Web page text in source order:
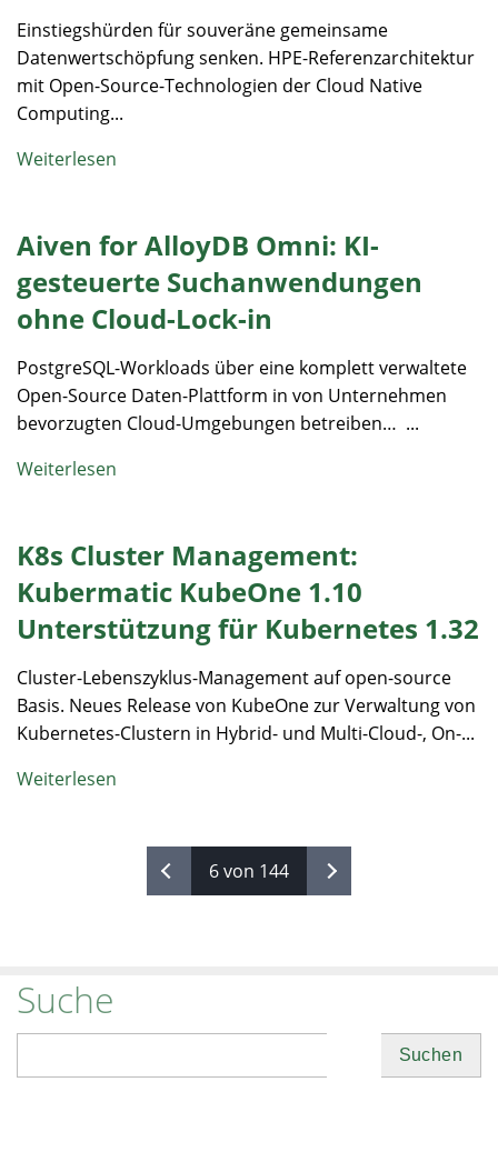
Einstiegshürden für souveräne gemeinsame
Datenwertschöpfung senken. HPE-Referenzarchitektur
mit Open-Source-Technologien der Cloud Native
Computing...
Weiterlesen
Aiven for AlloyDB Omni: KI-
gesteuerte Suchanwendungen
ohne Cloud-Lock-in
PostgreSQL-Workloads über eine komplett verwaltete
Open-Source Daten-Plattform in von Unternehmen
bevorzugten Cloud-Umgebungen betreiben… ...
Weiterlesen
K8s Cluster Management:
Kubermatic KubeOne 1.10
Unterstützung für Kubernetes 1.32
Cluster-Lebenszyklus-Management auf open-source
Basis. Neues Release von KubeOne zur Verwaltung von
Kubernetes-Clustern in Hybrid- und Multi-Cloud-, On-...
Weiterlesen
6 von 144
Suche